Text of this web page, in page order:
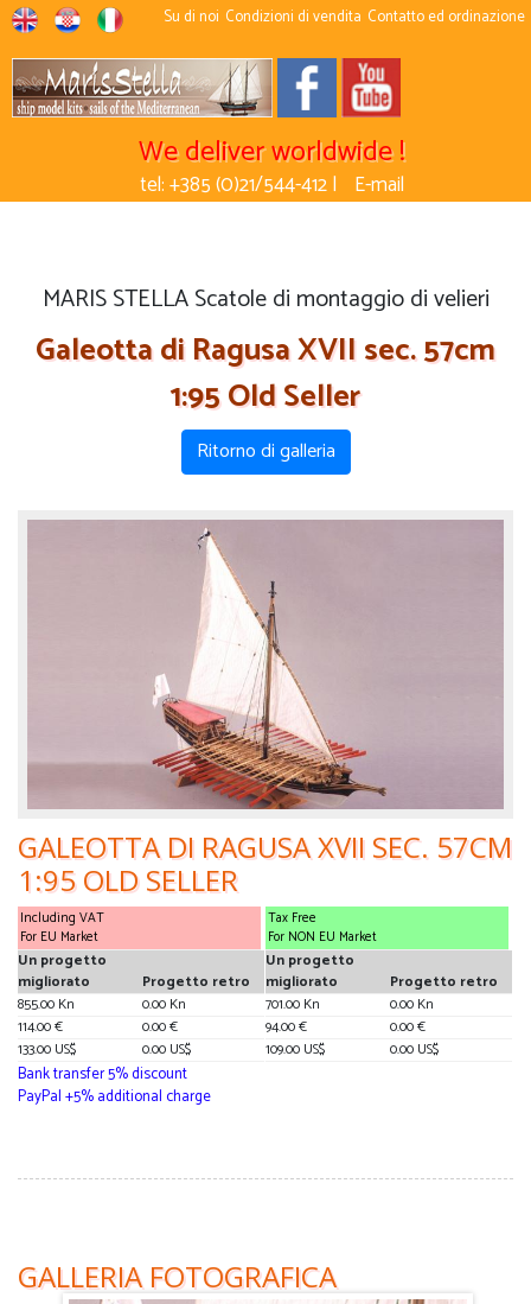
Su di noi Condizioni di vendita Contatto ed ordinazione
We deliver worldwide !
tel: +385 (0)21/544-412 | E-mail
MARIS STELLA Scatole di montaggio di velieri
Galeotta di Ragusa XVII sec. 57cm
1:95 Old Seller
Ritorno di galleria
GALEOTTA DI RAGUSA XVII SEC. 57CM
1:95 OLD SELLER
Including VAT
For EU Market
Un progetto
migliorato
Progetto retro
855.00 Kn
0.00 Kn
114.00 €
0.00 €
133.00 US$
0.00 US$
Tax Free
For NON EU Market
Un progetto
migliorato
Progetto retro
701.00 Kn
0.00 Kn
94.00 €
0.00 €
109.00 US$
0.00 US$
Bank transfer 5% discount
PayPal +5% additional charge
GALLERIA FOTOGRAFICA